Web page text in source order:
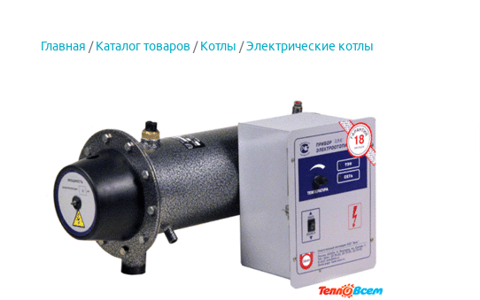
Главная / Каталог товаров / Котлы /Электрические котлы